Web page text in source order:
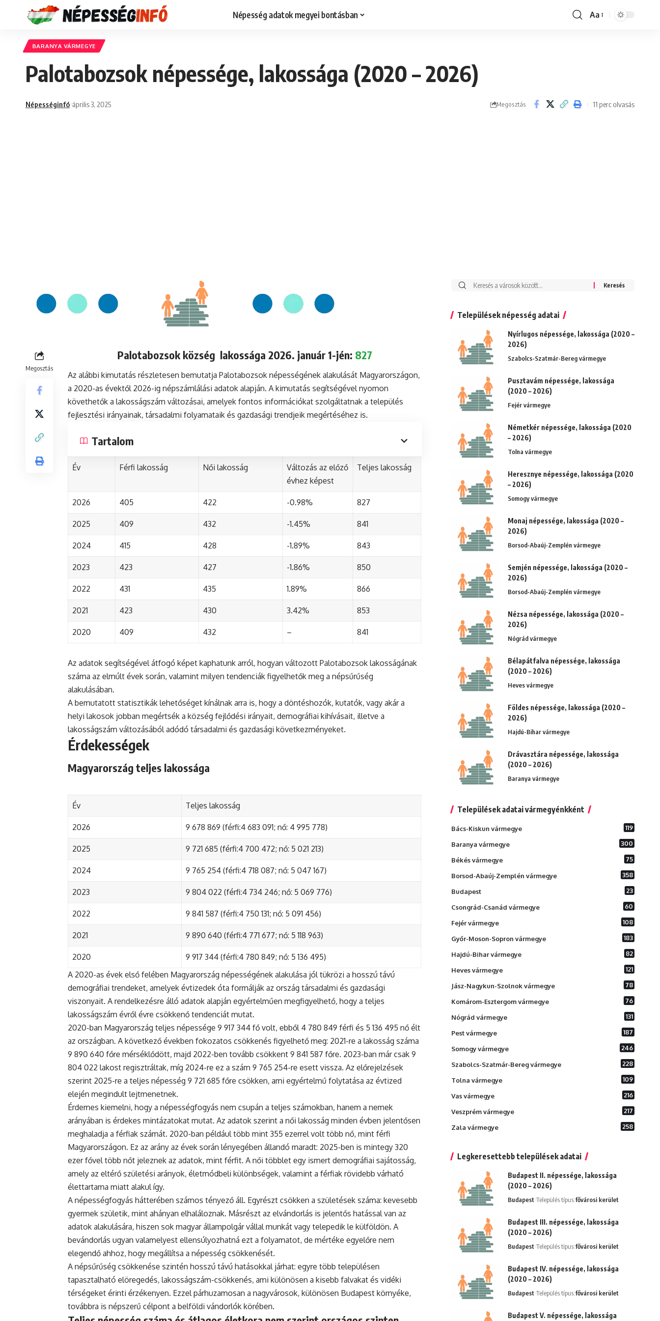
Népesség adatok megyei bontásban
Font
Aa
BARANYA VÁRMEGYE
Palotabozsok népessége, lakossága (2020 – 2026)
Népességinfó április 3, 2025 Megosztás 11 perc olvasás
Megosztás
Palotabozsok község lakossága 2026. január 1-jén: 827
Az alábbi kimutatás részletesen bemutatja Palotabozsok népességének alakulását Magyarországon,
a 2020-as évektől 2026-ig népszámlálási adatok alapján. A kimutatás segítségével nyomon
követhetők a lakosságszám változásai, amelyek fontos információkat szolgáltatnak a település
fejlesztési irányainak, társadalmi folyamataik és gazdasági trendjeik megértéséhez is.
Tartalom
Év Férfi lakosság Női lakosság
Változás az előző
évhez képest
Teljes lakosság
2026 405 422 -0.98% 827
2025 409 432 -1.45% 841
2024 415 428 -1.89% 843
2023 423 427 -1.86% 850
2022 431 435 1.89% 866
2021 423 430 3.42% 853
2020 409 432 – 841
Az adatok segítségével átfogó képet kaphatunk arról, hogyan változott Palotabozsok lakosságának
száma az elmúlt évek során, valamint milyen tendenciák figyelhetők meg a népsűrűség
alakulásában.
A bemutatott statisztikák lehetőséget kínálnak arra is, hogy a döntéshozók, kutatók, vagy akár a
helyi lakosok jobban megértsék a község fejlődési irányait, demográfiai kihívásait, illetve a
lakosságszám változásából adódó társadalmi és gazdasági következményeket.
Érdekességek
Magyarország teljes lakossága
Év Teljes lakosság
2026 9 678 869 (férfi:4 683 091; nő: 4 995 778)
2025 9 721 685 (férfi:4 700 472; nő: 5 021 213)
2024 9 765 254 (férfi:4 718 087; nő: 5 047 167)
2023 9 804 022 (férfi:4 734 246; nő: 5 069 776)
2022 9 841 587 (férfi:4 750 131; nő: 5 091 456)
2021 9 890 640 (férfi:4 771 677; nő: 5 118 963)
2020
9 917 344 (férfi:4 780 849; nő: 5 136 495)
A 2020-as évek első felében Magyarország népességének alakulása jól tükrözi a hosszú távú
demográfiai trendeket, amelyek évtizedek óta formálják az ország társadalmi és gazdasági
viszonyait. A rendelkezésre álló adatok alapján egyértelműen megfigyelhető, hogy a teljes
lakosságszám évről évre csökkenő tendenciát mutat.
2020-ban Magyarország teljes népessége 9 917 344 fő volt, ebből 4 780 849 férfi és 5 136 495 nő élt
az országban. A következő években fokozatos csökkenés figyelhető meg: 2021-re a lakosság száma
9 890 640 főre mérséklődött, majd 2022-ben tovább csökkent 9 841 587 főre. 2023-ban már csak 9
804 022 lakost regisztráltak, míg 2024-re ez a szám 9 765 254-re esett vissza. Az előrejelzések
szerint 2025-re a teljes népesség 9 721 685 főre csökken, ami egyértelmű folytatása az évtized
elején megindult lejtmenetnek.
Érdemes kiemelni, hogy a népességfogyás nem csupán a teljes számokban, hanem a nemek
arányában is érdekes mintázatokat mutat. Az adatok szerint a női lakosság minden évben jelentősen
meghaladja a férfiak számát. 2020-ban például több mint 355 ezerrel volt több nő, mint férfi
Magyarországon. Ez az arány az évek során lényegében állandó maradt: 2025-ben is mintegy 320
ezer fővel több nőt jeleznek az adatok, mint férfit. A női többlet egy ismert demográfiai sajátosság,
amely az eltérő születési arányok, életmódbeli különbségek, valamint a férfiak rövidebb várható
élettartama miatt alakul így.
A népességfogyás hátterében számos tényező áll. Egyrészt csökken a születések száma: kevesebb
gyermek születik, mint ahányan elhaláloznak. Másrészt az elvándorlás is jelentős hatással van az
adatok alakulására, hiszen sok magyar állampolgár vállal munkát vagy telepedik le külföldön. A
bevándorlás ugyan valamelyest ellensúlyozhatná ezt a folyamatot, de mértéke egyelőre nem
elegendő ahhoz, hogy megállítsa a népesség csökkenését.
A népsűrűség csökkenése szintén hosszú távú hatásokkal járhat: egyre több településen
tapasztalható elöregedés, lakosságszám-csökkenés, ami különösen a kisebb falvakat és vidéki
térségeket érinti érzékenyen. Ezzel párhuzamosan a nagyvárosok, különösen Budapest környéke,
továbbra is népszerű célpont a belföldi vándorlók körében.
Keresés:
Települések népesség adatai
Nyírlugos népessége, lakossága (2020 –
2026)
Szabolcs-Szatmár-Bereg vármegye
Pusztavám népessége, lakossága
(2020 – 2026)
Fejér vármegye
Németkér népessége, lakossága (2020
– 2026)
Tolna vármegye
Heresznye népessége, lakossága (2020
– 2026)
Somogy vármegye
Monaj népessége, lakossága (2020 –
2026)
Borsod-Abaúj-Zemplén vármegye
Semjén népessége, lakossága (2020 –
2026)
Borsod-Abaúj-Zemplén vármegye
Nézsa népessége, lakossága (2020 –
2026)
Nógrád vármegye
Bélapátfalva népessége, lakossága
(2020 – 2026)
Heves vármegye
Földes népessége, lakossága (2020 –
2026)
Hajdú-Bihar vármegye
Drávasztára népessége, lakossága
(2020 – 2026)
Baranya vármegye
Települések adatai vármegyénkként
Bács-Kiskun vármegye 119
Baranya vármegye 300
Békés vármegye 75
Borsod-Abaúj-Zemplén vármegye 358
Budapest 23
Csongrád-Csanád vármegye 60
Fejér vármegye 108
Győr-Moson-Sopron vármegye 183
Hajdú-Bihar vármegye 82
Heves vármegye 121
Jász-Nagykun-Szolnok vármegye 78
Komárom-Esztergom vármegye 76
Nógrád vármegye 131
Pest vármegye 187
Somogy vármegye 246
Szabolcs-Szatmár-Bereg vármegye 228
Tolna vármegye 109
Vas vármegye 216
Veszprém vármegye 217
Zala vármegye 258
Legkeresettebb települések adatai
Budapest II. népessége, lakossága
(2020 – 2026)
Budapest Település típus:fővárosi kerület
Budapest III. népessége, lakossága
(2020 – 2026)
Budapest Település típus:fővárosi kerület
Budapest IV. népessége, lakossága
(2020 – 2026)
Budapest Település típus:fővárosi kerület
Budapest V. népessége, lakossága